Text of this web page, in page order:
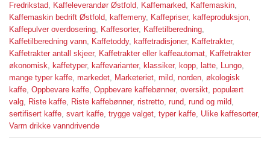
Fredrikstad, Kaffeleverandør Østfold, Kaffemarked, Kaffemaskin,
Kaffemaskin bedrift Østfold, kaffemeny, Kaffepriser, kaffeproduksjon,
Kaffepulver overdosering, Kaffesorter, Kaffetilberedning,
Kaffetilberedning vann, Kaffetoddy, kaffetradisjoner, Kaffetrakter,
Kaffetrakter antall skjeer, Kaffetrakter eller kaffeautomat, Kaffetrakter
økonomisk, kaffetyper, kaffevarianter, klassiker, kopp, latte, Lungo,
mange typer kaffe, markedet, Marketeriet, mild, norden, økologisk
kaffe, Oppbevare kaffe, Oppbevare kaffebønner, oversikt, populært
valg, Riste kaffe, Riste kaffebønner, ristretto, rund, rund og mild,
sertifisert kaffe, svart kaffe, trygge valget, typer kaffe, Ulike kaffesorter,
Varm drikke vanndrivende